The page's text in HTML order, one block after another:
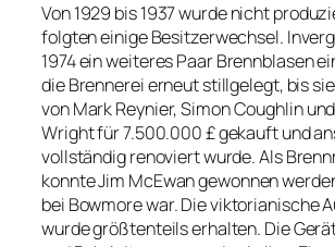
Von 1929 bis 1937 wurde nicht
folgten einige Besitzerwechsel.
1974 ein weiteres Paar Brennblasen
die Brennerei erneut stillgelegt, bis
von Mark Reynier, Simon Coughlin
Wright für 7.500.000 £ gekauft und
vollständig renoviert wurde. Als
konnte Jim McEwan gewonnen
bei Bowmore war. Die viktorianische
wurde größtenteils erhalten. Die